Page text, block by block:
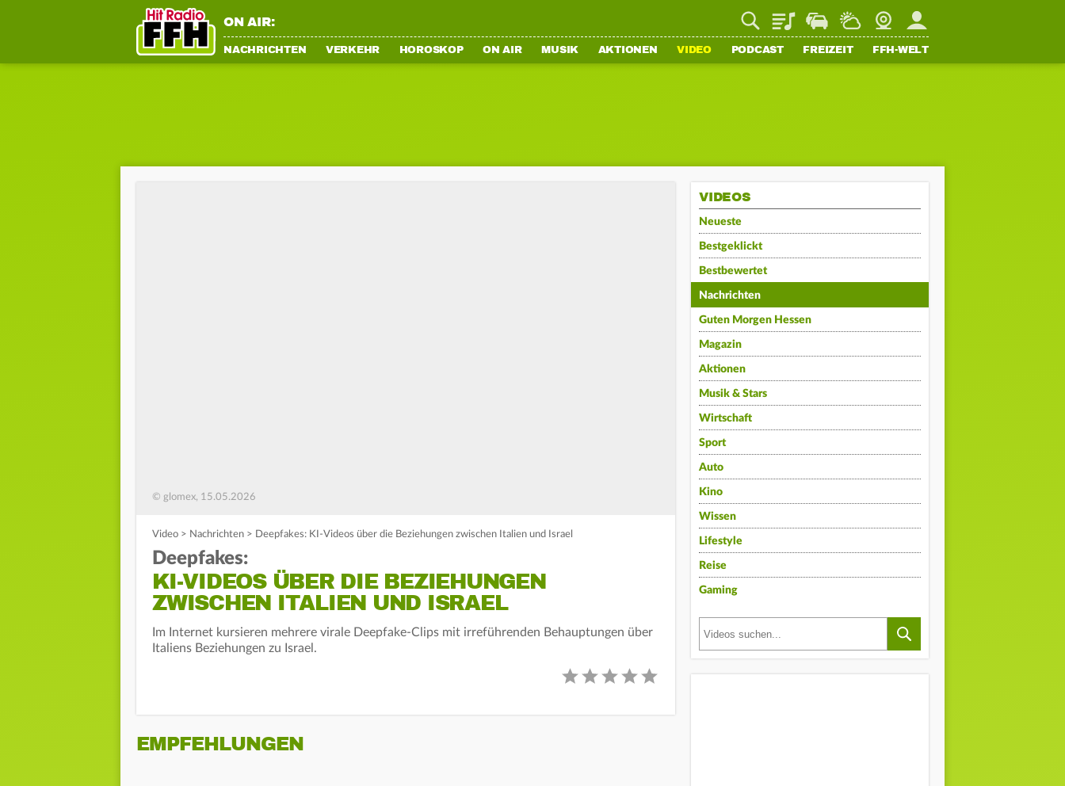
ON AIR: PlaylistStaupilotWetterWebcamMein FFH
NACHRICHTEN VERKEHR HOROSKOP ON AIR MUSIK AKTIONEN VIDEO PODCAST FREIZEIT FFH-WELT
© glomex, 15.05.2026
Video > Nachrichten > Deepfakes: KI-Videos über die Beziehungen zwischen Italien und Israel
Deepfakes:
KI-VIDEOS ÜBER DIE BEZIEHUNGEN
ZWISCHEN ITALIEN UND ISRAEL
Im Internet kursieren mehrere virale Deepfake-Clips mit irreführenden Behauptungen über
Italiens Beziehungen zu Israel.
EMPFEHLUNGEN
VIDEOS
Neueste
Bestgeklickt
Bestbewertet
Nachrichten
Guten Morgen Hessen
Magazin
Aktionen
Musik & Stars
Wirtschaft
Sport
Auto
Kino
Wissen
Lifestyle
Reise
Gaming